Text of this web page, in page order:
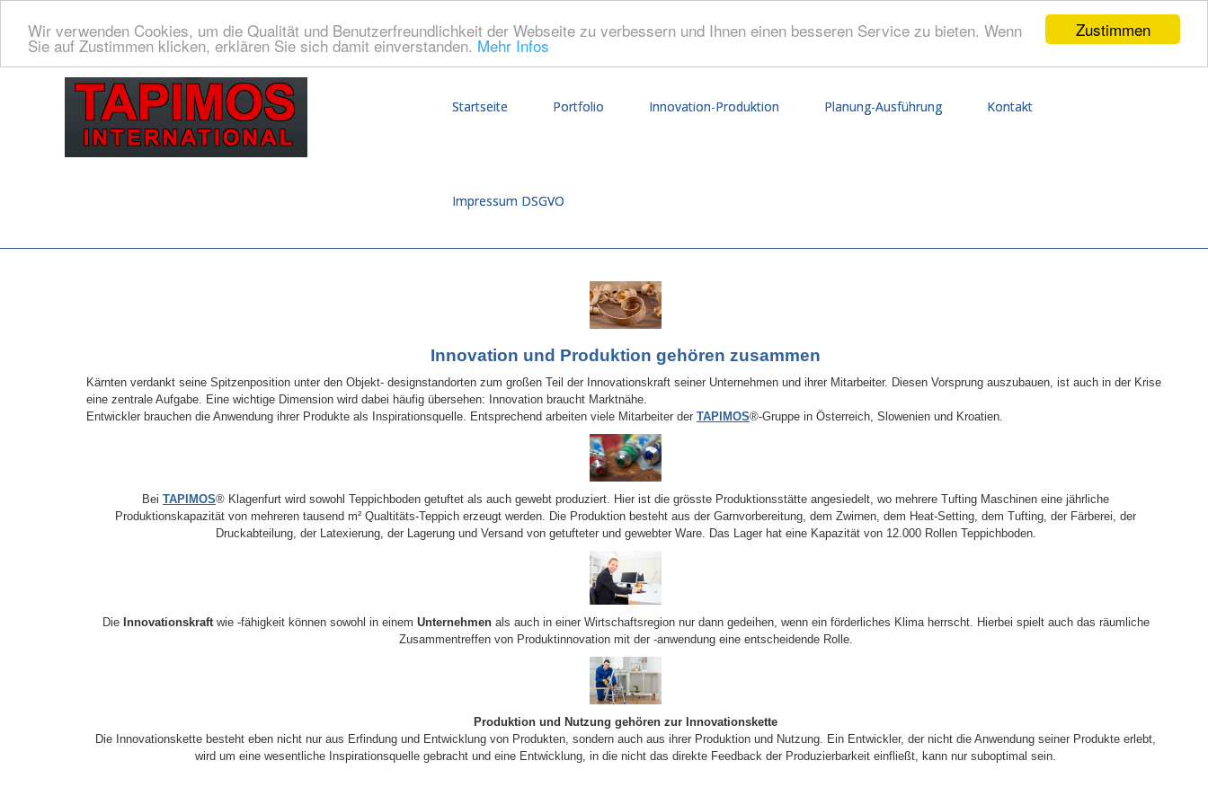
Zustimmen
Wir verwenden Cookies, um die Qualität und Benutzerfreundlichkeit der Webseite zu verbessern und Ihnen einen besseren Service zu bieten. Wenn
Sie auf Zustimmen klicken, erklären Sie sich damit einverstanden. Mehr Infos
Startseite Portfolio Innovation-Produktion Planung-Ausführung Kontakt
Impressum DSGVO
Innovation und Produktion gehören zusammen
Kärnten verdankt seine Spitzenposition unter den Objekt- designstandorten zum großen Teil der Innovationskraft seiner Unternehmen und ihrer Mitarbeiter. Diesen Vorsprung auszubauen, ist auch in der Krise
eine zentrale Aufgabe. Eine wichtige Dimension wird dabei häufig übersehen: Innovation braucht Marktnähe.
Entwickler brauchen die Anwendung ihrer Produkte als Inspirationsquelle. Entsprechend arbeiten viele Mitarbeiter der TAPIMOS®-Gruppe in Österreich, Slowenien und Kroatien.
Bei TAPIMOS® Klagenfurt wird sowohl Teppichboden getuftet als auch gewebt produziert. Hier ist die grösste Produktionsstätte angesiedelt, wo mehrere Tufting Maschinen eine jährliche
Produktionskapazität von mehreren tausend m² Qualtitäts-Teppich erzeugt werden. Die Produktion besteht aus der Garnvorbereitung, dem Zwirnen, dem Heat-Setting, dem Tufting, der Färberei, der
Druckabteilung, der Latexierung, der Lagerung und Versand von getufteter und gewebter Ware. Das Lager hat eine Kapazität von 12.000 Rollen Teppichboden.
Die Innovationskraftwie -fähigkeit können sowohl in einem Unternehmenals auch in einer Wirtschaftsregion nur dann gedeihen, wenn ein förderliches Klima herrscht. Hierbei spielt auch das räumliche
Zusammentreffen von Produktinnovation mit der -anwendung eine entscheidende Rolle.
Produktion und Nutzung gehören zur Innovationskette
Die Innovationskette besteht eben nicht nur aus Erfindung und Entwicklung von Produkten, sondern auch aus ihrer Produktion und Nutzung. Ein Entwickler, der nicht die Anwendung seiner Produkte erlebt,
wird um eine wesentliche Inspirationsquelle gebracht und eine Entwicklung, in die nicht das direkte Feedback der Produzierbarkeit einfließt, kann nur suboptimal sein.